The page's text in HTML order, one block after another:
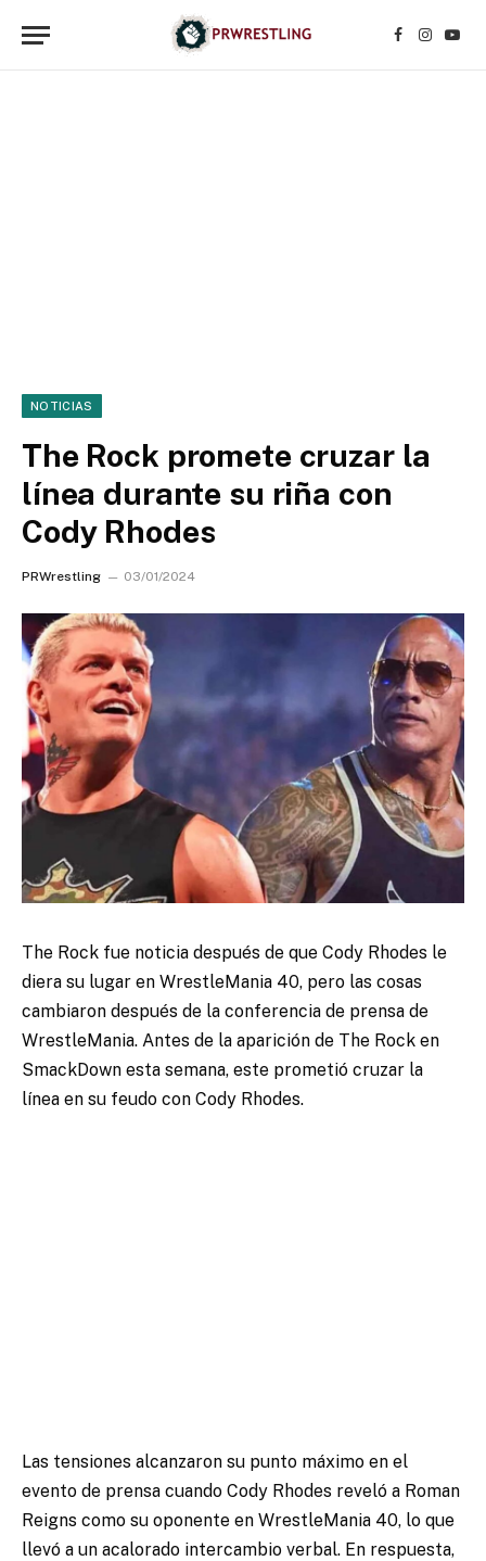
Facebook
NOTICIAS
The Rock promete cruzar la
línea durante su riña con
Cody Rhodes
PRWrestling 03/01/2024
The Rock fue noticia después de que Cody Rhodes le
diera su lugar en WrestleMania 40, pero las cosas
cambiaron después de la conferencia de prensa de
WrestleMania. Antes de la aparición de The Rock en
SmackDown esta semana, este prometió cruzar la
línea en su feudo con Cody Rhodes.
Las tensiones alcanzaron su punto máximo en el
evento de prensa cuando Cody Rhodes reveló a Roman
Reigns como su oponente en WrestleMania 40, lo que
llevó a un acalorado intercambio verbal. En respuesta,